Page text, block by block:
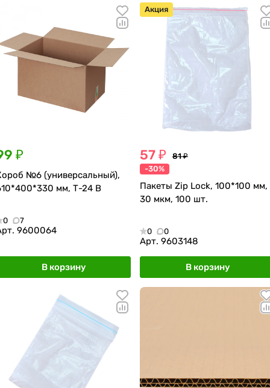
₽
№6 (универсальный),
мм, Т-24 В
0 7
9600064
В корзину
Акция
57 ₽
81 ₽
-30%
Пакеты Zip Lock, 100*100 мм,
30 мкм, 100 шт.
0 0
Арт. 9603148
В корзину